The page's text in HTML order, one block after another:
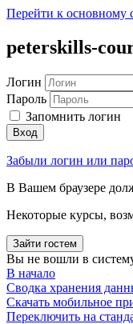
Перейти к основному
peterskills-
Логин
Пароль
Запомнить логин
Вход
Забыли логин или
В Вашем браузере
Некоторые курсы,
Зайти гостем
Вы не вошли в
В начало
Сводка хранения
Скачать мобильное
Переключить на